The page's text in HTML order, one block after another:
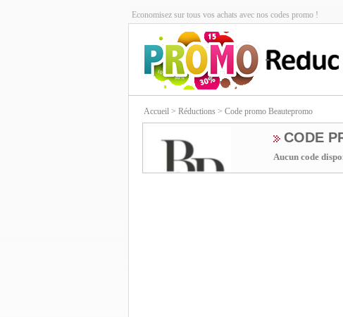
Economisez sur tous vos achats avec nos codes promo !
Accueil > Réductions > Code promo Beautepromo
CODE
Aucun code